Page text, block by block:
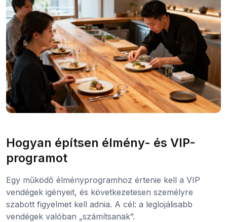
Hogyan építsen élmény- és VIP-
programot
Egy működő élményprogramhoz értenie kell a VIP
vendégek igényeit, és következetesen személyre
szabott figyelmet kell adnia. A cél: a leglojálisabb
vendégek valóban „számítsanak”.